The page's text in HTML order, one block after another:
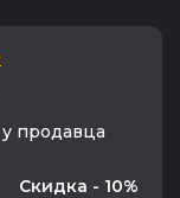
продавца
Скидка - 10%